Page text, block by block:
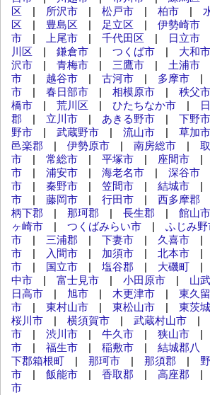
区 | 所沢市 | 松戸市 | 柏市 |
区 | 豊島区 | 足立区 | 伊勢崎市
市 | 上尾市 | 千代田区 | 日立市
川区 | 鎌倉市 | つくば市 | 大和市
沢市 | 青梅市 | 三鷹市 | 土浦市
市 | 越谷市 | 古河市 | 多摩市 |
市 | 春日部市 | 相模原市 | 秩父市
橋市 | 荒川区 | ひたちなか市 |
郡 | 立川市 | あきる野市 | 下野市
野市 | 武蔵野市 | 流山市 | 草加市
邑楽郡 | 伊勢原市 | 南房総市 |
市 | 常総市 | 平塚市 | 座間市 |
市 | 浦安市 | 海老名市 | 深谷市
市 | 秦野市 | 笠間市 | 結城市 |
市 | 藤岡市 | 行田市 | 西多摩郡
柄下郡 | 那珂郡 | 長生郡 | 館山市
ヶ崎市 | つくばみらい市 | ふじみ野
市 | 三浦郡 | 下妻市 | 久喜市 |
市 | 入間市 | 加須市 | 北本市 |
市 | 国立市 | 塩谷郡 | 大磯町 |
中市 | 富士見市 | 小田原市 | 山
日高市 | 旭市 | 木更津市 | 東久
市 | 東村山市 | 東松山市 | 東茨
桜川市 | 横須賀市 | 武蔵村山市 |
市 | 渋川市 | 牛久市 | 狭山市 |
市 | 福生市 | 稲敷市 | 結城郡八
下郡箱根町 | 那珂市 | 那須郡 |
市 | 飯能市 | 香取郡 | 高座郡 |
市